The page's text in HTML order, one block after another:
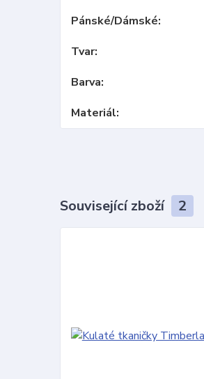
Pánské/Dámské
Tvar
Barva
Materiál
Související zboží 2